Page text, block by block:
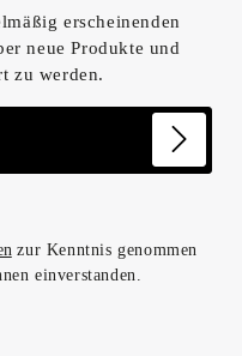
erscheinenden
neue Produkte und
zu werden.
zur Kenntnis genommen
einverstanden.